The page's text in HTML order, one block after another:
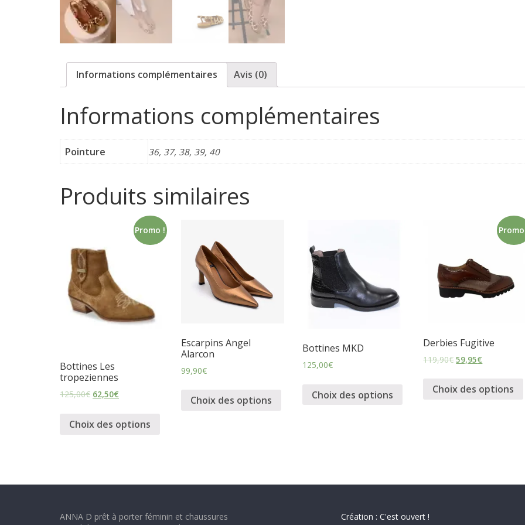
p
o
r
t
e
r
é
m
i
n
t
c
Informations complémentaires Avis (0)
Informations complémentaires
Pointure 36, 37, 38, 39, 40
Produits similaires
Promo !
Bottines Les
tropeziennes
125,00€ 62,50€
Choix des options
Escarpins Angel
Alarcon
99,90€
Choix des options
Bottines MKD
125,00€
Choix des options
Derbies Fugitive
119,90€ 59,95€
Choix des options
ANNA D prêt à porter féminin et chaussures
Création : C'est ouvert !